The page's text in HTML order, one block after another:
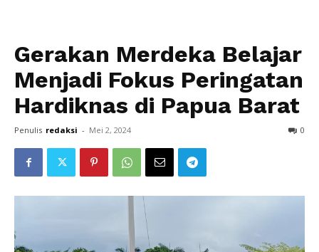
Gerakan Merdeka Belajar
Menjadi Fokus Peringatan
Hardiknas di Papua Barat
Penulis redaksi - Mei 2, 2024 0